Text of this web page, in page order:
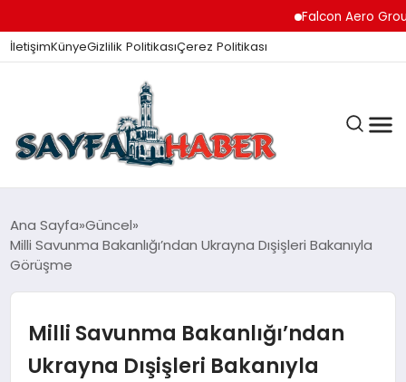
Falcon Aero
İletişimKünyeGizlilik PolitikasıÇerez Politikası
ANA SAYFA
GÜNDEM
İZMIR HABERLERI
Ana Sayfa Güncel
Milli Savunma Bakanlığı’ndan Ukrayna Dışişleri Bakanıyla
Görüşme
Milli Savunma Bakanlığı’ndan
Ukrayna Dışişleri Bakanıyla